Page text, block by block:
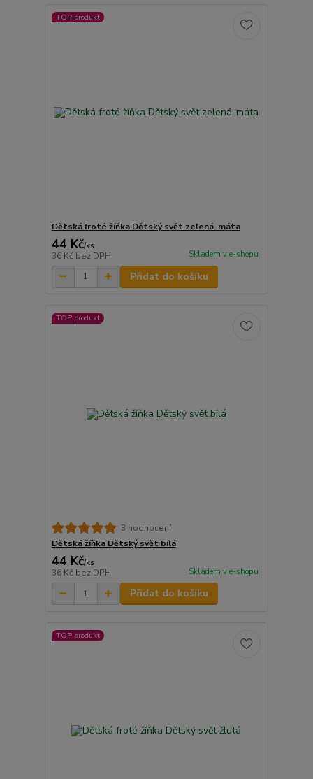
TOP produkt
Dětská froté žíňka Dětský svět zelená-máta
44 Kč/ks
36 Kč bez DPH Skladem v e-shopu
Přidat do košíku
TOP produkt
3 hodnocení
Dětská žíňka Dětský svět bílá
44 Kč/ks
36 Kč bez DPH Skladem v e-shopu
Přidat do košíku
TOP produkt